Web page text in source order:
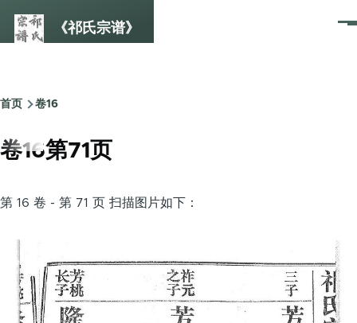
《祁氏宗谱》
菜
面
包
屑
首页 卷16
卷16第71页
第 16 卷 - 第 71 页 扫描图片如下：